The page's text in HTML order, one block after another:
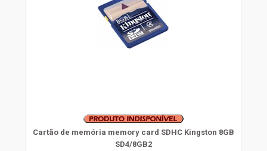
Cartão de memória memory card SDHC Kingston 8GB
SD4/8GB2